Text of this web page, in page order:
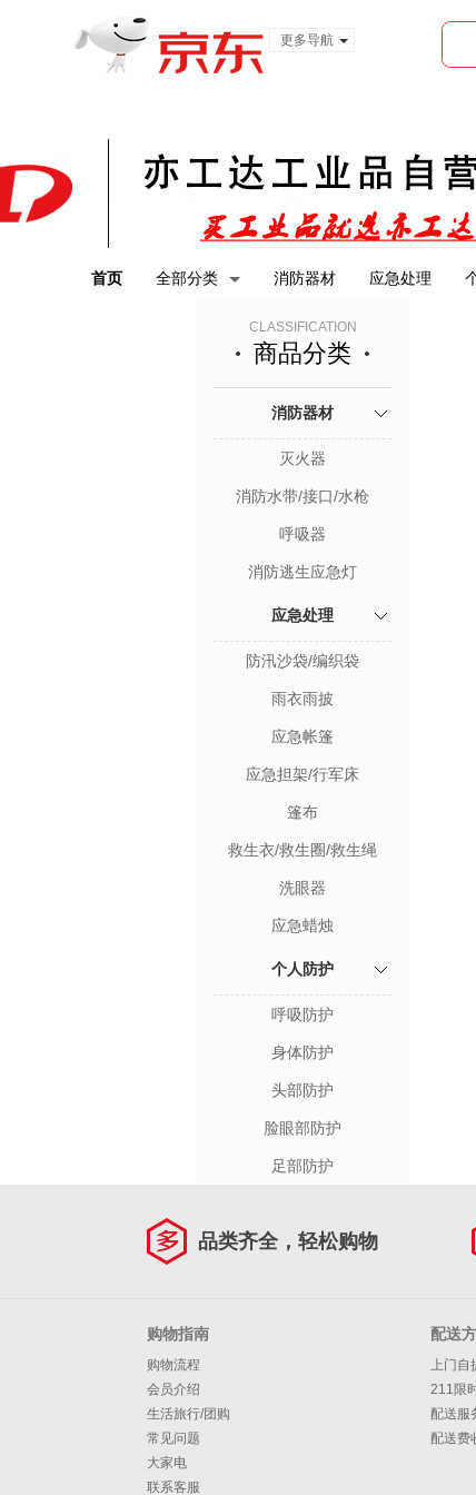
更多导航
首页 全部分类 消防器材 应急处理
CLASSIFICATION
商品分类
消防器材
灭火器
消防水带/接口/水枪
呼吸器
消防逃生应急灯
应急处理
防汛沙袋/编织袋
雨衣雨披
应急帐篷
应急担架/行军床
篷布
救生衣/救生圈/救生绳
洗眼器
应急蜡烛
个人防护
呼吸防护
身体防护
头部防护
脸眼部防护
足部防护
品类齐全，轻松购物
购物指南
购物流程
会员介绍
生活旅行/团购
常见问题
大家电
联系客服
配送
上门自
211限
配送服
配送费